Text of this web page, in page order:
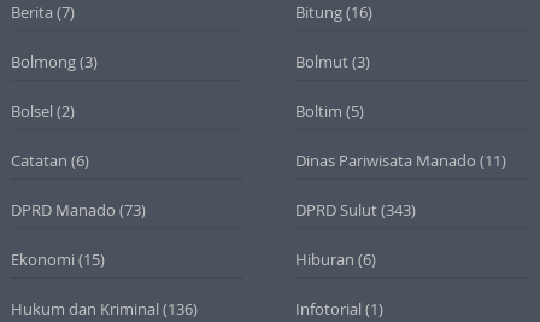
Berita (7) Bitung(16)
Bolmong(3) Bolmut(3)
Bolsel (2) Boltim (5)
Catatan (6) Dinas Pariwisata Manado (11)
DPRD Manado (73) DPRD Sulut(343)
Ekonomi (15) Hiburan (6)
Hukum dan Kriminal (136) Infotorial (1)